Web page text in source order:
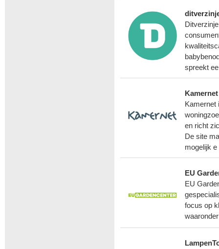
spreekt
Kamernet
Kamernet
en richt
De site
mogelijk e
EU
EU
focus op